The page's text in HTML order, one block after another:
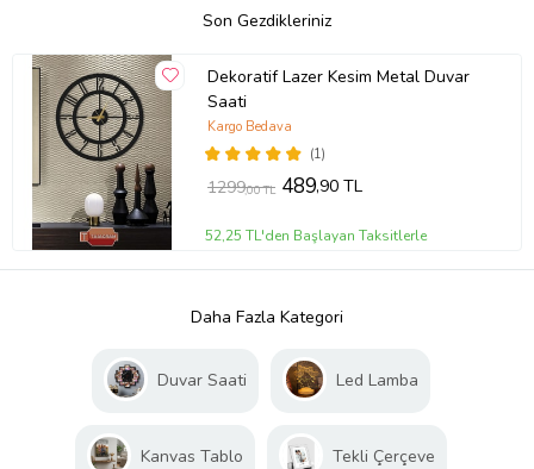
Son Gezdikleriniz
Dekoratif Lazer Kesim Metal Duvar
Saati
(1)
Kargo Bedava
1299,00 TL 489,90 TL
52,25 TL'den Başlayan Taksitlerle
Daha Fazla Kategori
Duvar Saati Led Lamba
Kanvas Tablo Tekli Çerçeve